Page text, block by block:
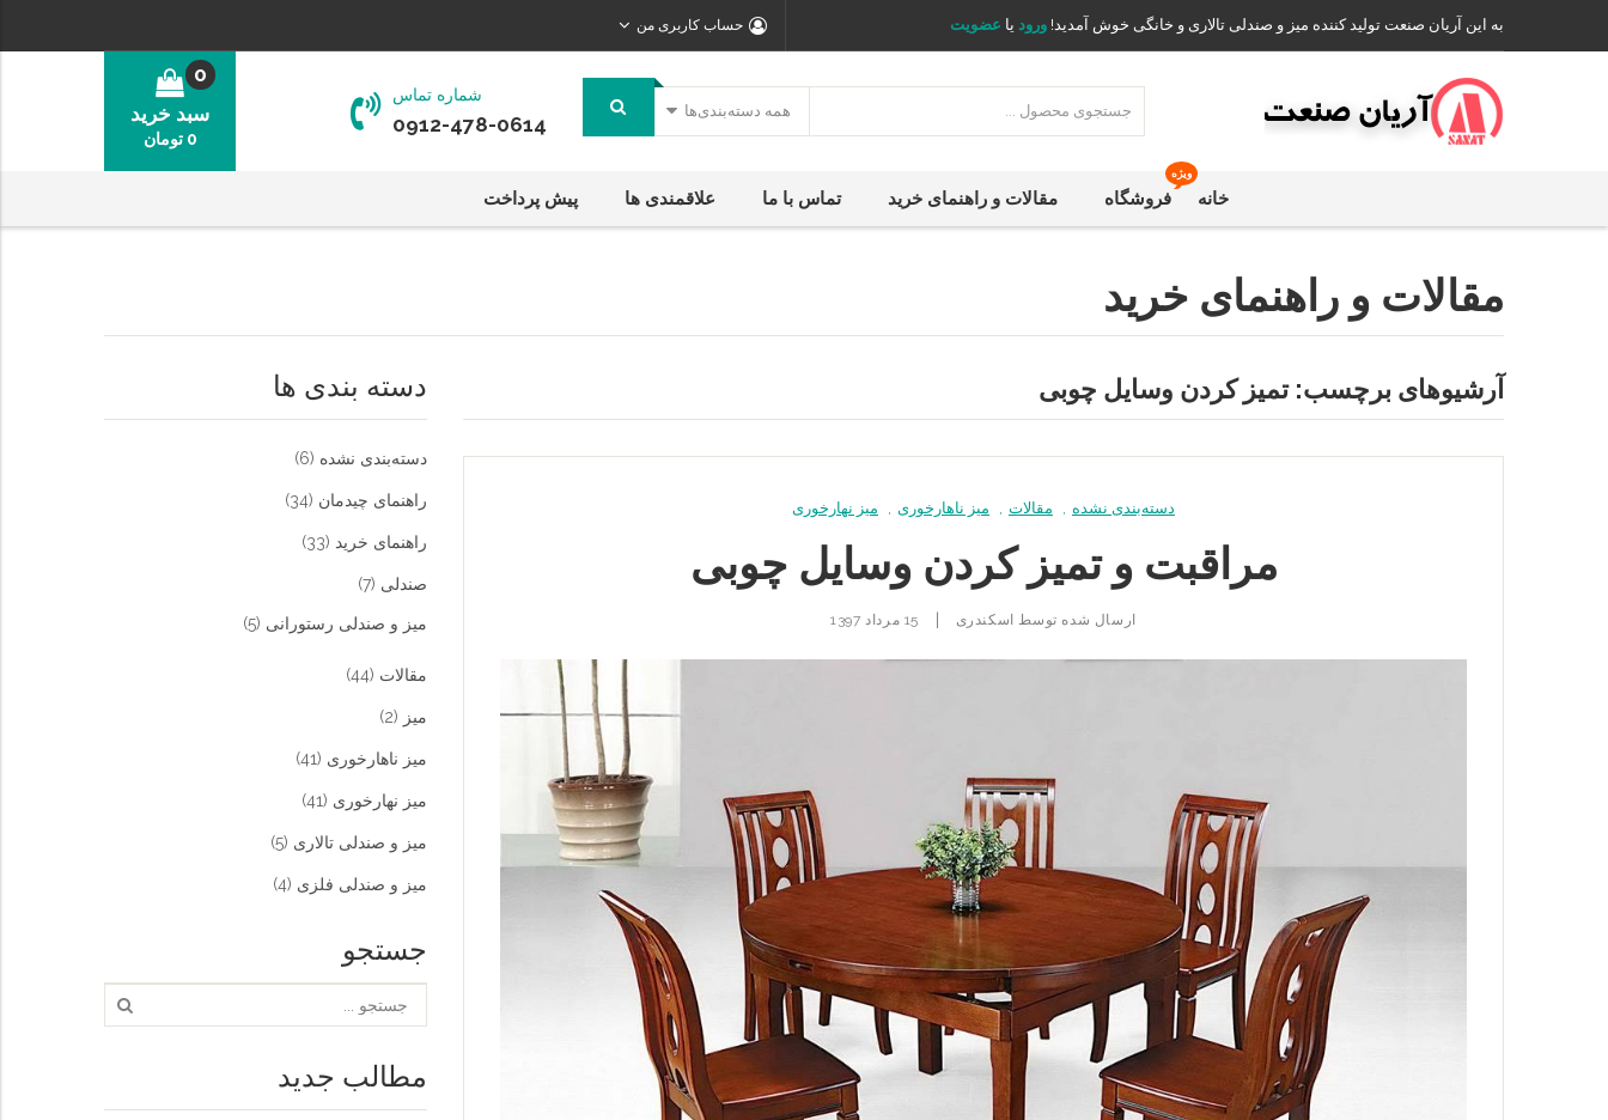
به این آریان صنعت تولید کننده میز و صندلی تالاری و خانگی خوش آمدید! ورود یا عضویت حساب کاربری من
همه دسته‌بندی‌ها
شماره تماس
0912-478-0614 سبد خرید
0
0 تومان
خانه فروشگاه
ویژه
مقالات و راهنمای خرید تماس با ما علاقمندی ها پیش پرداخت
مقالات و راهنمای خرید
دسته بندی ها
دسته‌بندی نشده (6)
راهنمای چیدمان (34)
راهنمای خرید (33)
صندلی (7)
میز و صندلی رستورانی (5)
مقالات (44)
میز (2)
میز ناهارخوری (41)
میز نهارخوری (41)
میز و صندلی تالاری (5)
میز و صندلی فلزی (4)
جستجو
مطالب جدید
آرشیوهای برچسب:تمیز کردن وسایل چوبی
دسته‌بندی نشده مقالات میز ناهارخوری میز نهارخوری
مراقبت و تمیز کردن وسایل چوبی
ارسال شده توسط اسکندری 15 مرداد 1397